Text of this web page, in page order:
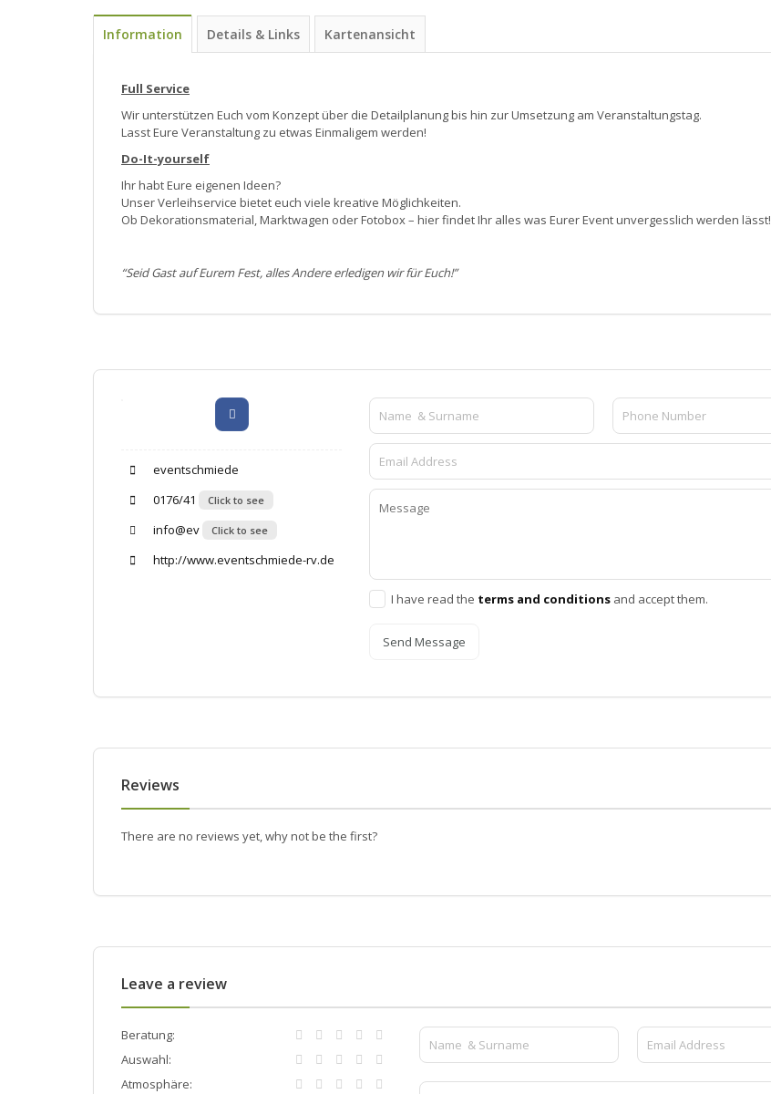
Information Details & Links Kartenansicht
Full Service
Wir unterstützen Euch vom Konzept über die Detailplanung bis hin zur Umsetzung am Veranstaltungstag.
Lasst Eure Veranstaltung zu etwas Einmaligem werden!
Do-It-yourself
Ihr habt Eure eigenen Ideen?
Unser Verleihservice bietet euch viele kreative Möglichkeiten.
Ob Dekorationsmaterial, Marktwagen oder Fotobox – hier findet Ihr alles was Eurer Event unvergesslich werden lässt!
“Seid Gast auf Eurem Fest, alles Andere erledigen wir für Euch!”
eventschmiede
0176/41
Click to see
info@ev Click to see
http://www.eventschmiede-rv.de
I have read the terms and conditions and accept them.
Send Message
Reviews
There are no reviews yet, why not be the first?
Leave a review
Beratung:
Auswahl:
Atmosphäre: